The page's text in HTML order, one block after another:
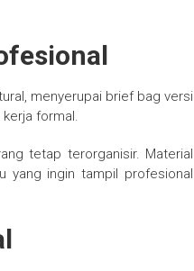
menyerupai brief bag versi
formal.
tetap terorganisir. Material
yang ingin tampil profesional